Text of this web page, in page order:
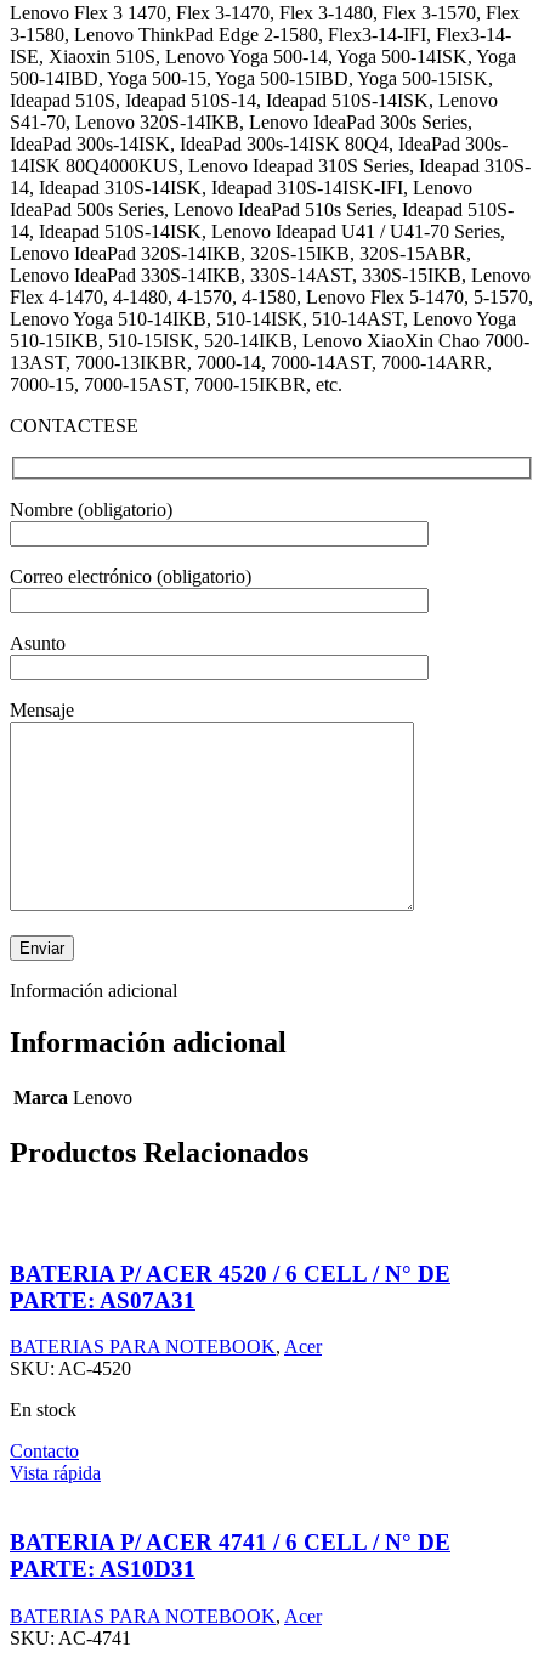
Lenovo Flex 3 1470, Flex 3-1470, Flex 3-1480, Flex 3-1570, Flex
3-1580, Lenovo ThinkPad Edge 2-1580, Flex3-14-IFI, Flex3-14-
ISE, Xiaoxin 510S, Lenovo Yoga 500-14, Yoga 500-14ISK, Yoga
500-14IBD, Yoga 500-15, Yoga 500-15IBD, Yoga 500-15ISK,
Ideapad 510S, Ideapad 510S-14, Ideapad 510S-14ISK, Lenovo
S41-70, Lenovo 320S-14IKB, Lenovo IdeaPad 300s Series,
IdeaPad 300s-14ISK, IdeaPad 300s-14ISK 80Q4, IdeaPad 300s-
14ISK 80Q4000KUS, Lenovo Ideapad 310S Series, Ideapad 310S-
14, Ideapad 310S-14ISK, Ideapad 310S-14ISK-IFI, Lenovo
IdeaPad 500s Series, Lenovo IdeaPad 510s Series, Ideapad 510S-
14, Ideapad 510S-14ISK, Lenovo Ideapad U41 / U41-70 Series,
Lenovo IdeaPad 320S-14IKB, 320S-15IKB, 320S-15ABR,
Lenovo IdeaPad 330S-14IKB, 330S-14AST, 330S-15IKB, Lenovo
Flex 4-1470, 4-1480, 4-1570, 4-1580, Lenovo Flex 5-1470, 5-1570,
Lenovo Yoga 510-14IKB, 510-14ISK, 510-14AST, Lenovo Yoga
510-15IKB, 510-15ISK, 520-14IKB, Lenovo XiaoXin Chao 7000-
13AST, 7000-13IKBR, 7000-14, 7000-14AST, 7000-14ARR,
7000-15, 7000-15AST, 7000-15IKBR, etc.
CONTACTESE
Nombre (obligatorio)
Correo electrónico (obligatorio)
Asunto
Mensaje
Información adicional
Información adicional
Marca Lenovo
Productos Relacionados
BATERIA P/ ACER 4520 / 6 CELL / N° DE
PARTE: AS07A31
BATERIAS PARA NOTEBOOK, Acer
SKU: AC-4520
En stock
Contacto
Vista rápida
BATERIA P/ ACER 4741 / 6 CELL / N° DE
PARTE: AS10D31
BATERIAS PARA NOTEBOOK, Acer
SKU: AC-4741